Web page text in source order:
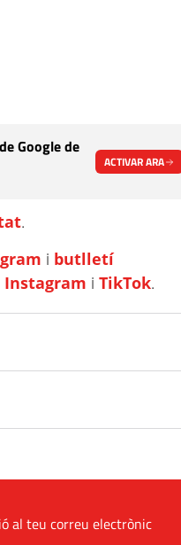
Google de
ACTIVAR ARA
.
i butlletí
Instagram iTikTok.
al teu correu electrònic